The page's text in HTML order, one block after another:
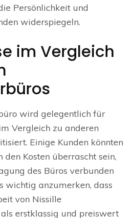
Persönlichkeit und
widerspiegeln.
im Vergleich
wird gelegentlich für
Vergleich zu anderen
Einige Kunden könnten
Kosten überrascht sein,
des Büros verbunden
wichtig anzumerken, dass
von Nissille
erstklassig und preiswert